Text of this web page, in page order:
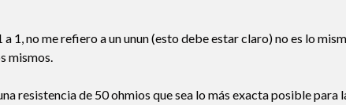
1, no me refiero a un unun (esto debe estar claro) no es lo
mismos.
resistencia de 50 ohmios que sea lo más exacta posible para